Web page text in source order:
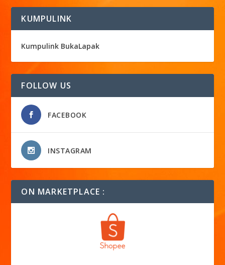
KUMPULINK
Kumpulink BukaLapak
FOLLOW US
FACEBOOK
INSTAGRAM
ON MARKETPLACE :